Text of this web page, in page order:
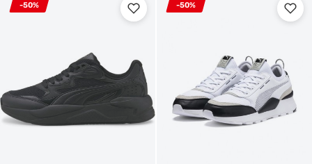
-50% -50%